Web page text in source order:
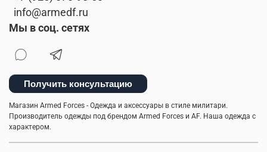
info@armedf.ru
Мы в соц. сетях
Получить консультацию
Магазин Armed Forces - Одежда и аксессуары в стиле милитари.
Производитель одежды под брендом Armed Forces и AF. Наша одежда с
характером.